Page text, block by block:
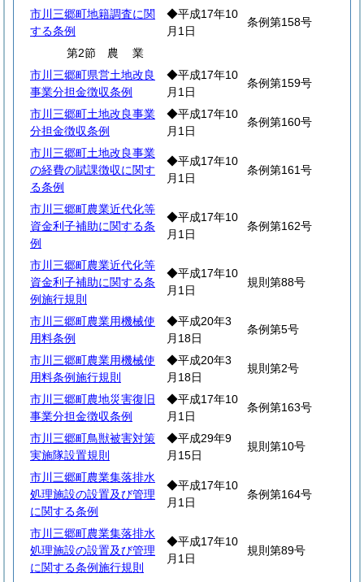
市川三郷町地籍調査に関
する条例
◆平成17年10
月1日
条例第158号
第2節 農業
市川三郷町県営土地改良
事業分担金徴収条例
◆平成17年10
月1日
条例第159号
市川三郷町土地改良事業
分担金徴収条例
◆平成17年10
月1日
条例第160号
市川三郷町土地改良事業
の経費の賦課徴収に関す
る条例
◆平成17年10
月1日
条例第161号
市川三郷町農業近代化等
資金利子補助に関する条
例
◆平成17年10
月1日
条例第162号
市川三郷町農業近代化等
資金利子補助に関する条
例施行規則
◆平成17年10
月1日
規則第88号
市川三郷町農業用機械使
用料条例
◆平成20年3
月18日
条例第5号
市川三郷町農業用機械使
用料条例施行規則
◆平成20年3
月18日
規則第2号
市川三郷町農地災害復旧
事業分担金徴収条例
◆平成17年10
月1日
条例第163号
市川三郷町鳥獣被害対策
実施隊設置規則
◆平成29年9
月15日
規則第10号
市川三郷町農業集落排水
処理施設の設置及び管理
に関する条例
◆平成17年10
月1日
条例第164号
市川三郷町農業集落排水
処理施設の設置及び管理
に関する条例施行規則
◆平成17年10
月1日
規則第89号